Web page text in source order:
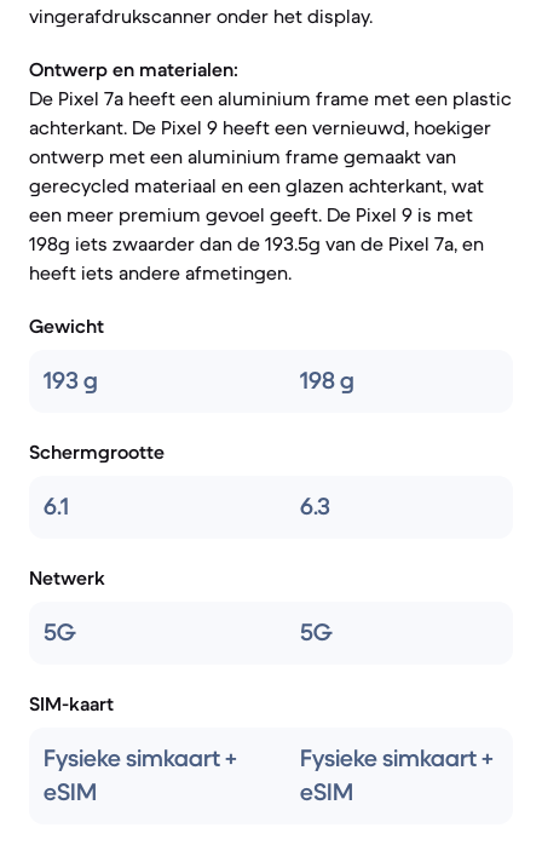
vingerafdrukscanner onder het display.
Ontwerp en materialen:
De Pixel 7a heeft een aluminium frame met een plastic
achterkant. De Pixel 9 heeft een vernieuwd, hoekiger
ontwerp met een aluminium frame gemaakt van
gerecycled materiaal en een glazen achterkant, wat
een meer premium gevoel geeft. De Pixel 9 is met
198g iets zwaarder dan de 193.5g van de Pixel 7a, en
heeft iets andere afmetingen.
Gewicht
193 g 198 g
Schermgrootte
6.1 6.3
Netwerk
5G 5G
SIM-kaart
Fysieke simkaart +
eSIM
Fysieke simkaart +
eSIM